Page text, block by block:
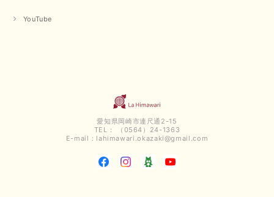
YouTube
愛知県岡崎市連尺通2-15
TEL： （0564）24-1363
E-mail： lahimawari.okazaki@gmail.com